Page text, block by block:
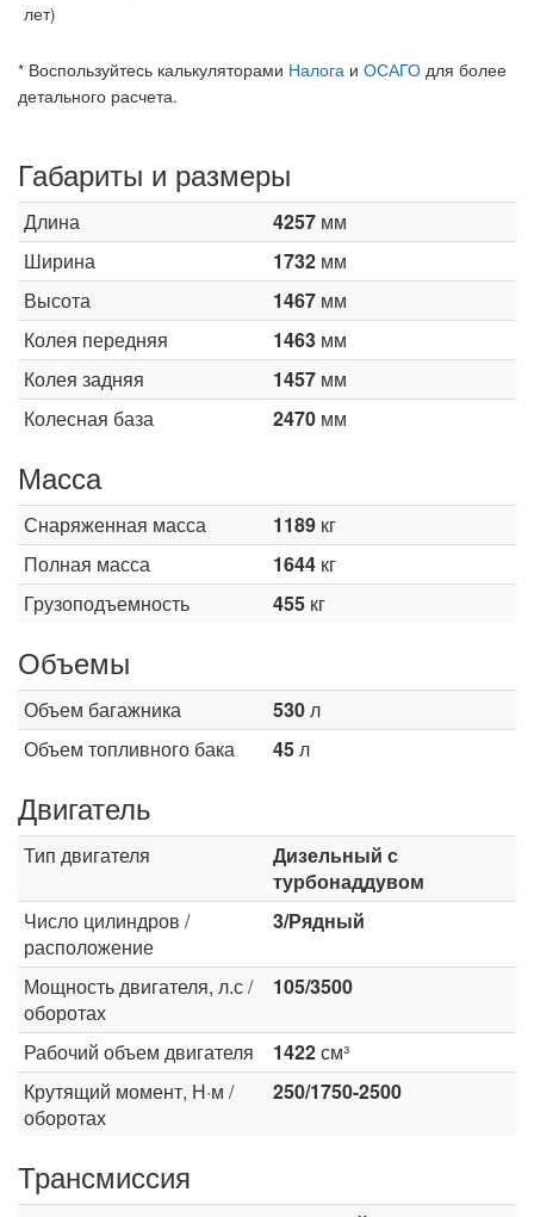
лет)
* Воспользуйтесь калькуляторами Налога и ОСАГО для более
детального расчета.
Габариты и размеры
Длина 4257 мм
Ширина
1732 мм
Высота
1467 мм
Колея передняя
1463 мм
Колея задняя
1457 мм
Колесная база
2470 мм
Масса
Снаряженная масса 1189 кг
Полная масса
1644 кг
Грузоподъемность
455 кг
Объемы
Объем багажника 530л
Объем топливного бака
45л
Двигатель
Тип двигателя
Дизельный с
турбонаддувом
Число цилиндров /
расположение
3/Рядный
Мощность двигателя, л.с /
оборотах
105/3500
Рабочий объем двигателя 1422см³
Крутящий момент, Н·м /
оборотах
250/1750-2500
Трансмиссия